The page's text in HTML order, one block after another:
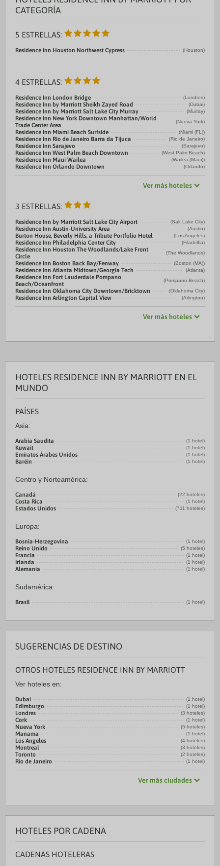
CATEGORÍA
5 ESTRELLAS:
Residence Inn Houston Northwest Cypress (Houston)
4 ESTRELLAS:
Residence Inn London Bridge (Londres)
Residence Inn by Marriott Sheikh Zayed Road (Dubai)
Residence Inn by Marriott Salt Lake City Murray (Murray)
Residence Inn New York Downtown Manhattan/World
Trade Center Area
(Nueva York)
Residence Inn Miami Beach Surfside (Miami (FL))
Residence Inn Rio de Janeiro Barra da Tijuca (Rio de Janeiro)
Residence Inn Sarajevo (Sarajevo)
Residence Inn West Palm Beach Downtown (West Palm Beach)
Residence Inn Maui Wailea (Wailea (Maui))
Residence Inn Orlando Downtown (Orlando)
Ver más hoteles
3 ESTRELLAS:
Residence Inn by Marriott Salt Lake City Airport (Salt Lake City)
Residence Inn Austin-University Area (Austin)
Burton House, Beverly Hills, a Tribute Portfolio Hotel (Los Angeles)
Residence Inn Philadelphia Center City (Filadelfia)
Residence Inn Houston The Woodlands/Lake Front
Circle
(The Woodlands)
Residence Inn Boston Back Bay/Fenway (Boston (MA))
Residence Inn Atlanta Midtown/Georgia Tech (Atlanta)
Residence Inn Fort Lauderdale Pompano
Beach/Oceanfront
(Pompano Beach)
Residence Inn Oklahoma City Downtown/Bricktown (Oklahoma City)
Residence Inn Arlington Capital View (Arlington)
Ver más hoteles
HOTELES RESIDENCE INN BY MARRIOTT EN EL
MUNDO
PAÍSES
Asia:
Arabia Saudita (1 hotel)
Kuwait (1 hotel)
Emiratos Árabes Unidos (1 hotel)
Baréin (1 hotel)
Centro y Norteamérica:
Canadá (22 hoteles)
Costa Rica (1 hotel)
Estados Unidos (711 hoteles)
Europa:
Bosnia-Herzegovina (1 hotel)
Reino Unido (5 hoteles)
Francia (1 hotel)
Irlanda (1 hotel)
Alemania (1 hotel)
Sudamérica:
Brasil (1 hotel)
SUGERENCIAS DE DESTINO
OTROS HOTELES RESIDENCE INN BY MARRIOTT
Ver hoteles en:
Dubai (1 hotel)
Edimburgo (1 hotel)
Londres (3 hoteles)
Cork (1 hotel)
Nueva York (5 hoteles)
Manama (1 hotel)
Los Angeles (4 hoteles)
Montreal (3 hoteles)
Toronto (2 hoteles)
Rio de Janeiro (1 hotel)
Ver más ciudades
HOTELES POR CADENA
CADENAS HOTELERAS